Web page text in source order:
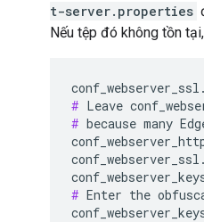
t-server.properties
Nếu tệp đó không tồn
#
# because many
# Enter the